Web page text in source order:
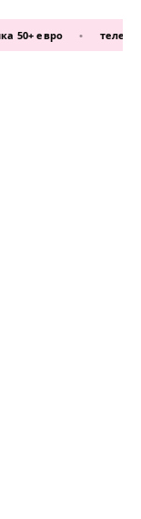
евро • телефон: